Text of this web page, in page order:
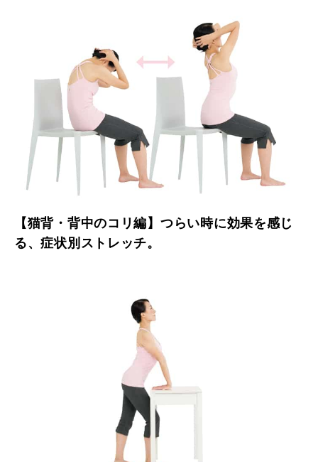
【猫背・背中のコリ編】つらい時に効果を感じ
る、症状別ストレッチ。